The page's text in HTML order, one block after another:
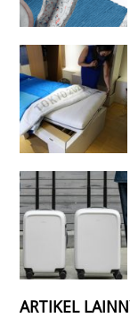
ARTIKEL